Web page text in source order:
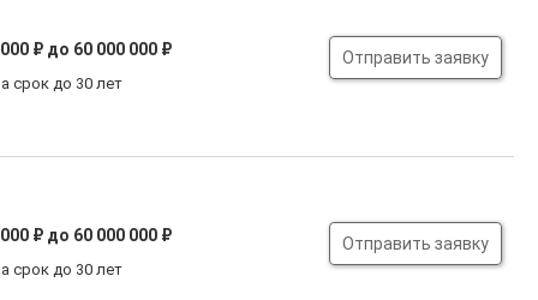
₽ до 60 000 000 ₽
срок до 30 лет
Отправить заявку
₽ до 60 000 000 ₽
срок до 30 лет
Отправить заявку